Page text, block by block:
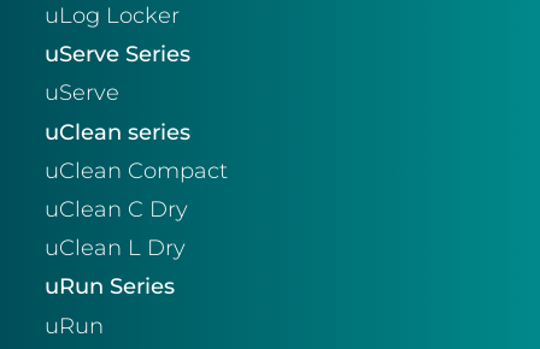
uLog Locker
uServe Series
uServe
uClean series
uClean Compact
uClean C Dry
uClean L Dry
uRun Series
uRun